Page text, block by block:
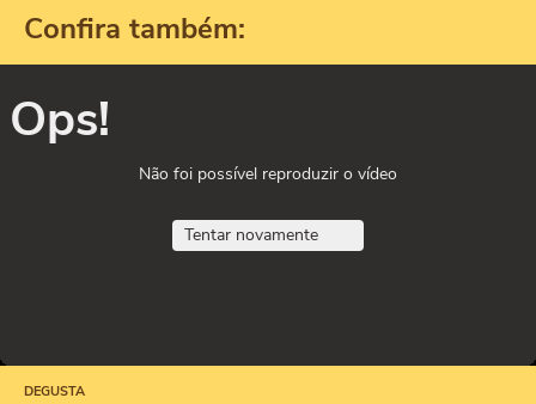
Confira também:
Ops!
Não foi possível reproduzir o vídeo
Tentar novamente
DEGUSTA